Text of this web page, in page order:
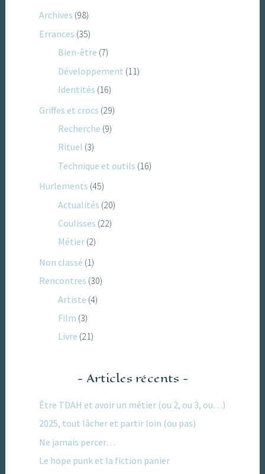
Archives (98)
Errances (35)
Bien-être (7)
Développement (11)
Identités (16)
Griffes et crocs (29)
Recherche (9)
Rituel (3)
Technique et outils (16)
Hurlements (45)
Actualités (20)
Coulisses (22)
Métier (2)
Non classé (1)
Rencontres (30)
Artiste (4)
Film (3)
Livre (21)
Articles récents
Être TDAH et avoir un métier (ou 2, ou 3, ou…)
2025, tout lâcher et partir loin (ou pas)
Ne jamais percer…
Le hope punk et la fiction panier